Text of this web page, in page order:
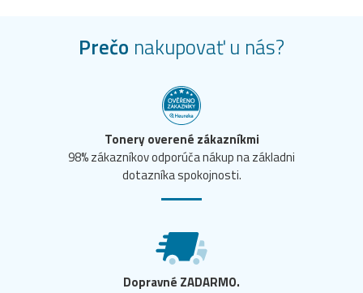
Prečo nakupovať u nás?
Tonery overené zákazníkmi
98% zákazníkov odporúča nákup na základni
dotazníka spokojnosti.
Dopravné ZADARMO.